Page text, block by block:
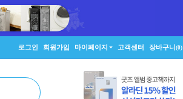
로그인 회원가입 마이페이지 고객센터 장바구니(0)